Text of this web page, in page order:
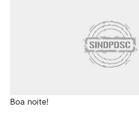
Boa noite!